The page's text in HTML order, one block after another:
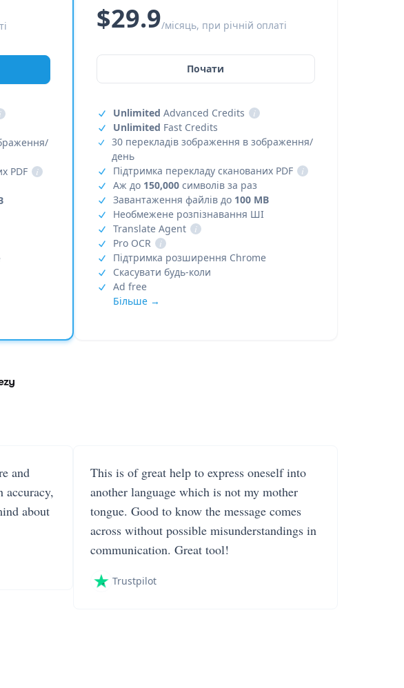
i
PDF
i
$29.9/місяць, при річній оплаті
Почати
Unlimited Advanced Credits
i
Unlimited Fast Credits
30 перекладів зображення в зображення/
день
Підтримка перекладу сканованих PDF
i
Аж до 150,000символів за раз
Завантаження файлів до 100 MB
Необмежене розпізнавання ШІ
Translate Agent
i
Pro OCR
i
Підтримка розширення Chrome
Скасувати будь-коли
Ad free
Більше →
and
accuracy,
about
This is of great help to express oneself into
another language which is not my mother
tongue. Good to know the message comes
across without possible misunderstandings in
communication. Great tool!
Trustpilot